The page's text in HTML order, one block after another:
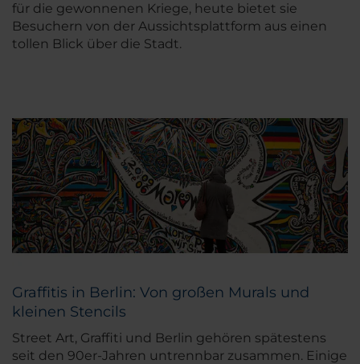
für die gewonnenen Kriege, heute bietet sie
Besuchern von der Aussichtsplattform aus einen
tollen Blick über die Stadt.
Graffitis in Berlin: Von großen Murals und
kleinen Stencils
Street Art, Graffiti und Berlin gehören spätestens
seit den 90er-Jahren untrennbar zusammen. Einige